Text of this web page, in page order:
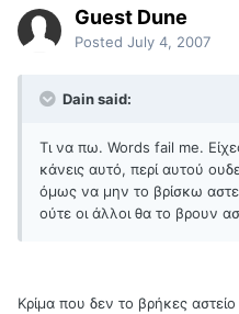
Guest Dune
Posted July 4, 2007
Dain said:
Τι να πω. Words fail me.
κάνεις αυτό, περί αυτού
όμως να μην το βρίσκω
ούτε οι άλλοι θα το βρουν
Κρίμα που δεν το βρήκες